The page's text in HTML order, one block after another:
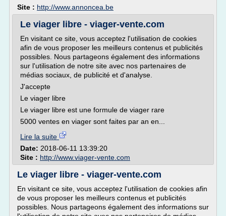
Site : http://www.annoncea.be
Le viager libre - viager-vente.com
En visitant ce site, vous acceptez l'utilisation de cookies
afin de vous proposer les meilleurs contenus et publicités
possibles. Nous partageons également des informations
sur l'utilisation de notre site avec nos partenaires de
médias sociaux, de publicité et d'analyse.
J'accepte
Le viager libre
Le viager libre est une formule de viager rare
5000 ventes en viager sont faites par an en...
Lire la suite
Date: 2018-06-11 13:39:20
Site : http://www.viager-vente.com
Le viager libre - viager-vente.com
En visitant ce site, vous acceptez l'utilisation de cookies afin
de vous proposer les meilleurs contenus et publicités
possibles. Nous partageons également des informations sur